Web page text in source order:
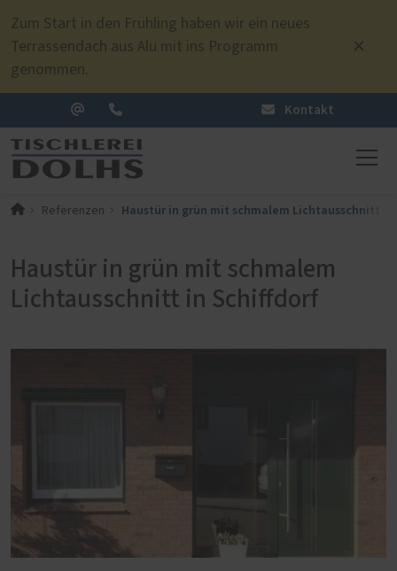
Zum Start in den Frühling haben wir ein neues
Terrassendach aus Alu mit ins Programm
genommen.
Kontakt
Referenzen Haustür in grün mit schmalem Lichtausschnitt in
Haustür in grün mit schmalem
Lichtausschnitt in Schiffdorf